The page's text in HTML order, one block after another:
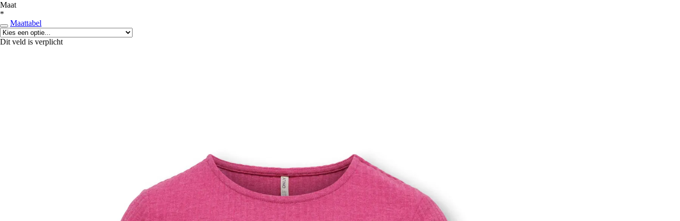
Maat
*
Maattabel
Dit veld is verplicht